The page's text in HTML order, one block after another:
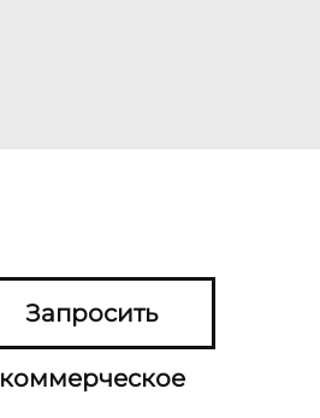
Запросить
коммерческое